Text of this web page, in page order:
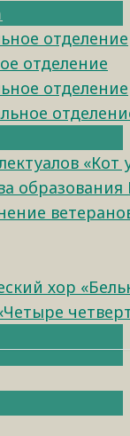
отделение
отделение
отделение
«Кот
образования
хор